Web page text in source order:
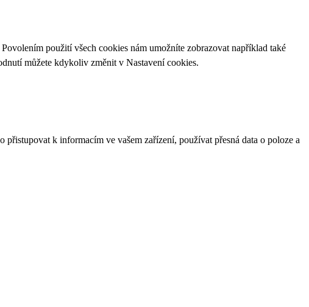
použití všech cookies nám umožníte zobrazovat například také
můžete kdykoliv změnit v Nastavení cookies.
k informacím ve vašem zařízení, používat přesná data o poloze a